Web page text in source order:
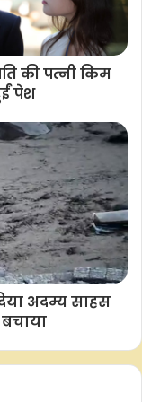
की पत्नी किम
पेश
अदम्य साहस